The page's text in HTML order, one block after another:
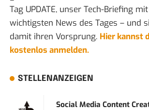
Tag UPDATE, unser Tech-Briefing
wichtigsten News des Tages – und
damit ihren Vorsprung. Hier kannst
kostenlos anmelden.
STELLENANZEIGEN
Social Media Content